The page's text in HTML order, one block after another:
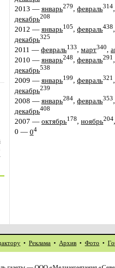
2013 — январь279, февраль314,
декабрь208
2012 — январь105, февраль438,
декабрь325
2011 — февраль133, март340,
2010 — январь248, февраль291,
декабрь538
2009 — январь199, февраль321,
декабрь239
2008 — январь284, февраль353,
декабрь408
2007 — октябрь178, ноябрь204,
0 — 04
• Реклама • Архив • Фото •